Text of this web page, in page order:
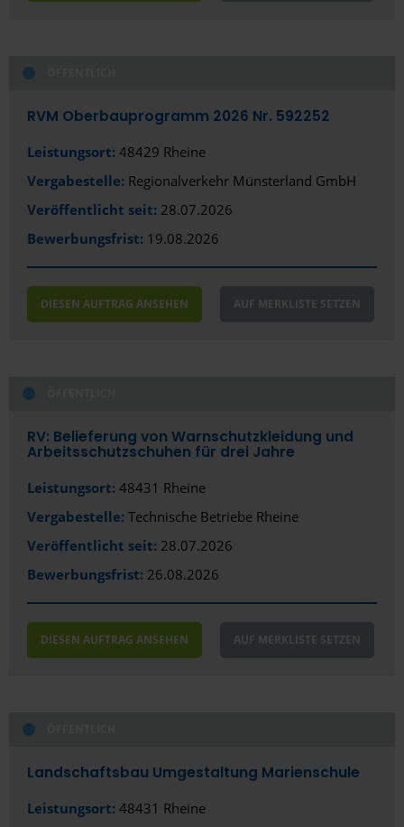
RVM Oberbauprogramm 2026 Nr. 592252
Leistungsort: 48429 Rheine
Vergabestelle: Regionalverkehr Münsterland GmbH
Veröffentlicht seit: 28.07.2026
Bewerbungsfrist: 19.08.2026
DIESEN AUFTRAG ANSEHEN AUF MERKLISTE SETZEN
RV: Belieferung von Warnschutzkleidung und
Arbeitsschutzschuhen für drei Jahre
Leistungsort: 48431 Rheine
Vergabestelle: Technische Betriebe Rheine
Veröffentlicht seit: 28.07.2026
Bewerbungsfrist: 26.08.2026
DIESEN AUFTRAG ANSEHEN AUF MERKLISTE SETZEN
Landschaftsbau Umgestaltung Marienschule
Leistungsort: 48431 Rheine